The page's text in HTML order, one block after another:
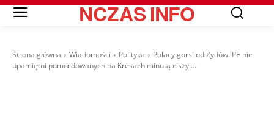
NCZASINFO
Strona główna Wiadomości Polityka
Polacy gorsi od Żydów. PE nie
upamiętni pomordowanych na Kresach minutą ciszy....